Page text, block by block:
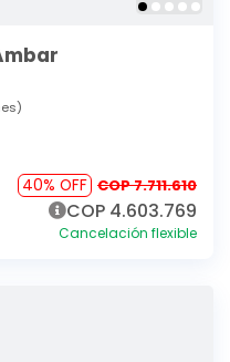
40% OFF COP 7.711.610
COP 4.603.769
Cancelación flexible